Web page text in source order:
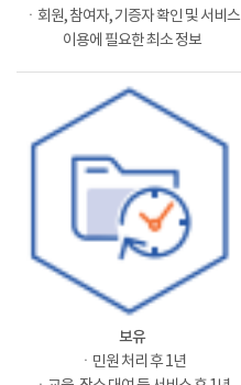
ㆍ회원, 참여자, 기증자 확인 및 서비스
이용에 필요한 최소 정보
보유
ㆍ민원 처리 후 1년